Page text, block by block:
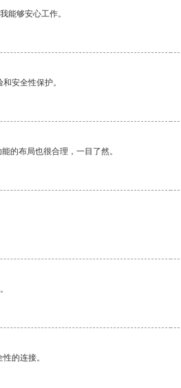
能够安心工作。
安全性保护。
的布局也很合理，一目了然。
的连接。